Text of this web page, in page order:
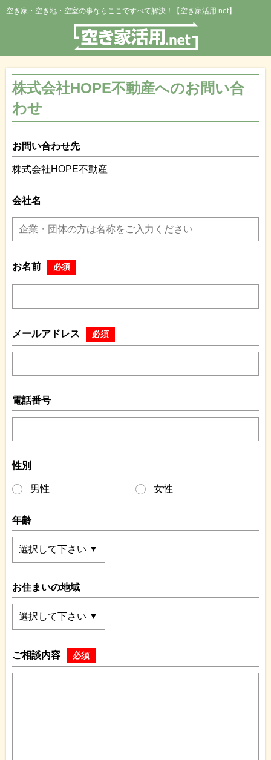
空き家・空き地・空室の事ならここですべて解決！【空き家活用.net】
株式会社HOPE不動産へのお問い合
わせ
お問い合わせ先
株式会社HOPE不動産
会社名
お名前 必須
メールアドレス 必須
電話番号
性別
男性 女性
年齢
お住まいの地域
ご相談内容 必須